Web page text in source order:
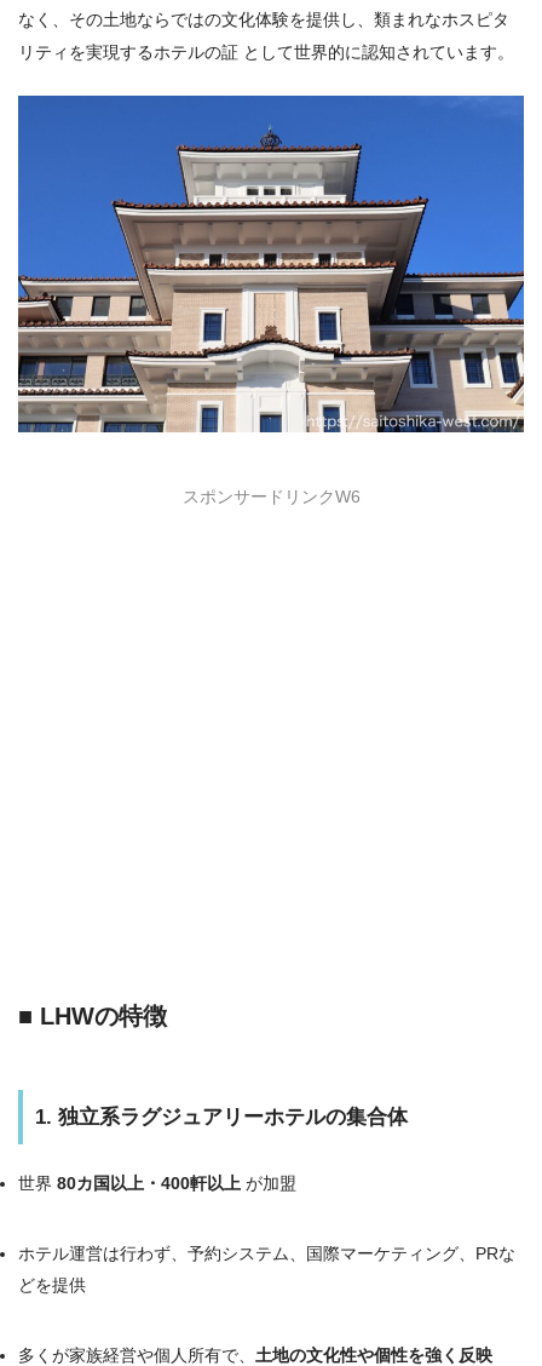
なく、その土地ならではの文化体験を提供し、類まれなホスピタ
リティを実現するホテルの証 として世界的に認知されています。
スポンサードリンクW6
■ LHWの特徴
1. 独立系ラグジュアリーホテルの集合体
世界 80カ国以上・400軒以上 が加盟
ホテル運営は行わず、予約システム、国際マーケティング、PRな
どを提供
多くが家族経営や個人所有で、 土地の文化性や個性を強く反映